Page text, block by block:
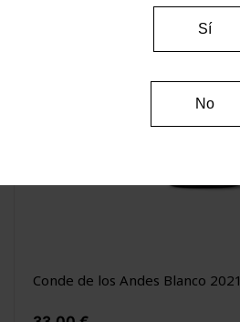
Conde de los Andes Blanco 2021
Sí
No